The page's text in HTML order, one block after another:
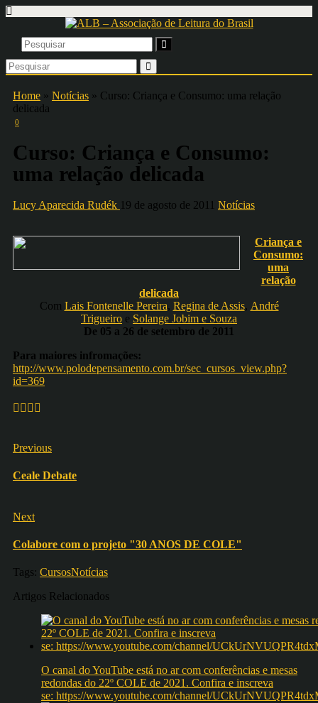
Home » Notícias » Curso: Criança e Consumo: uma relação
delicada
0
Curso: Criança e Consumo:
uma relação delicada
Lucy Aparecida Rudék 19 de agosto de 2011 Notícias
Criança e
Consumo:
uma
relação
delicada
Com Lais Fontenelle Pereira, Regina de Assis, André
Trigueiro e Solange Jobim e Souza
De 05 a 26 de setembro de 2011
Para maiores infromações:
http://www.polodepensamento.com.br/sec_cursos_view.php?
id=369
Previous
Ceale Debate
Next
Colabore com o projeto "30 ANOS DE COLE"
Tags: CursosNotícias
Artigos Relacionados
O canal do YouTube está no ar com conferências e mesas
redondas do 22º COLE de 2021. Confira e inscreva
se: https://www.youtube.com/channel/